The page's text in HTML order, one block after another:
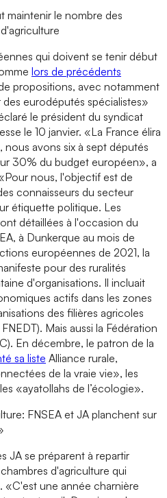
maintenir le nombre des
qui doivent se tenir début
lors de précédents
propositions, avec notamment
eurodéputés spécialistes»
le président du syndicat
le 10 janvier. «La France élira
avons six à sept députés
30% du budget européen», a
nous, l'objectif est de
connaisseurs du secteur
étiquette politique. Les
détaillées à l'occasion du
à Dunkerque au mois de
européennes de 2021, la
pour des ruralités
d'organisations. Il incluait
actifs dans les zones
des filières agricoles
Mais aussi la Fédération
En décembre, le patron de la
sa liste Alliance rurale,
de la vraie vie», les
«ayatollahs de l’écologie».
FNSEA et JA planchent sur
JA se préparent à repartir
d'agriculture qui
une année charnière